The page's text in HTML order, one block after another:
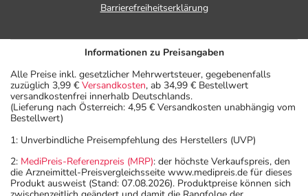
Barrierefreiheitserklärung
Informationen zu Preisangaben
Alle Preise inkl. gesetzlicher Mehrwertsteuer, gegebenenfalls
zuzüglich 3,99 € Versandkosten, ab 34,99 € Bestellwert
versandkostenfrei innerhalb Deutschlands.
(Lieferung nach Österreich: 4,95 € Versandkosten unabhängig vom
Bestellwert)
1: Unverbindliche Preisempfehlung des Herstellers (UVP)
2: MediPreis-Referenzpreis (MRP): der höchste Verkaufspreis, den
die Arzneimittel-Preisvergleichsseite www.medipreis.de für dieses
Produkt ausweist (Stand: 07.08.2026). Produktpreise können sich